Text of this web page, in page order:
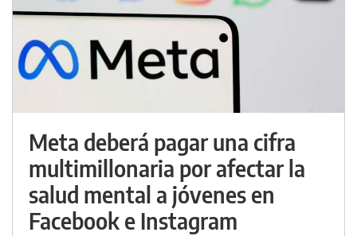
Meta deberá pagar una cifra
multimillonaria por afectar la
salud mental a jóvenes en
Facebook e Instagram